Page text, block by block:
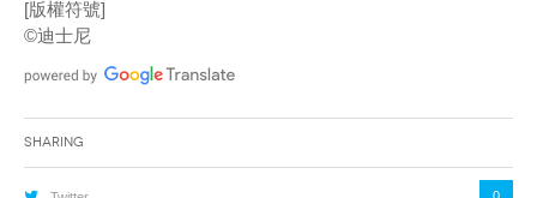
[版權符號]
©迪士尼
Sharing